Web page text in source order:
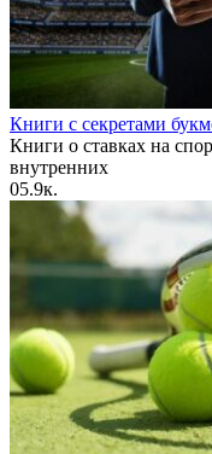
Книги с секретами
Книги о ставках на
внутренних
05.9к.